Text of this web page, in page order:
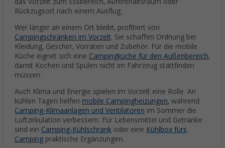
das Vorzelt zum Essbereich, Aufenthaltsraum oder
Rückzugsort nach einem Ausflug.
Wer länger an einem Ort bleibt, profitiert von
Campingschränken im Vorzelt. Sie schaffen Ordnung bei
Kleidung, Geschirr, Vorräten und Zubehör. Für die mobile
Küche eignet sich eine Campingküche für den Außenbereich,
damit Kochen und Spülen nicht im Fahrzeug stattfinden
müssen.
Auch Klima und Energie spielen im Vorzelt eine Rolle. An
kühlen Tagen helfen mobile Campingheizungen, während
Camping-Klimaanlagen und Ventilatoren im Sommer die
Luftzirkulation verbessern. Für Lebensmittel und Getränke
sind ein Camping-Kühlschrank oder eine Kühlbox fürs
Camping praktische Ergänzungen.